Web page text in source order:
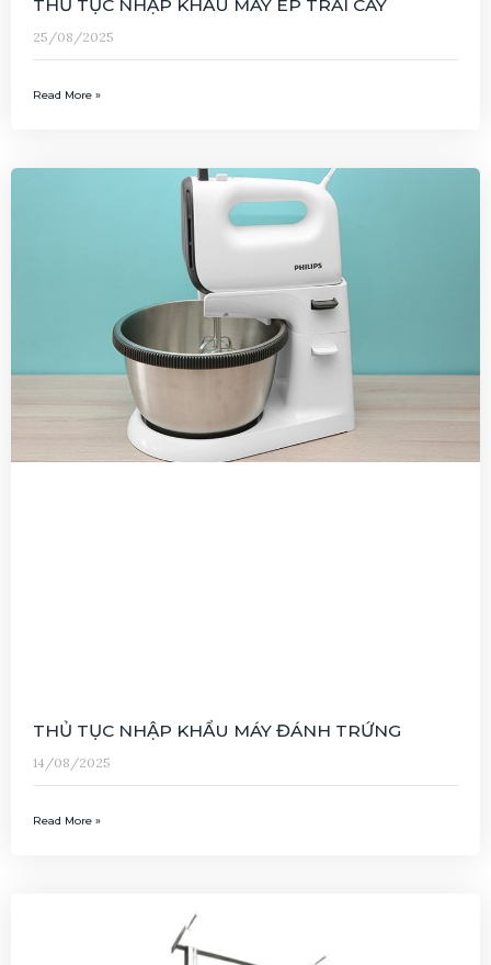
THỦ TỤC NHẬP KHẨU MÁY ÉP TRÁI CÂY
25/08/2025
Read More »
THỦ TỤC NHẬP KHẨU MÁY ĐÁNH TRỨNG
14/08/2025
Read More »